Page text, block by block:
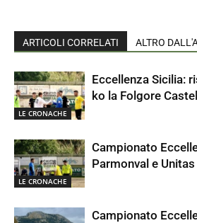
ARTICOLI CORRELATI ALTRO
LE CRONACHE
Eccellenza Sicilia:
ko la Folgore
LE CRONACHE
Campionato
Parmonval e
Campionato